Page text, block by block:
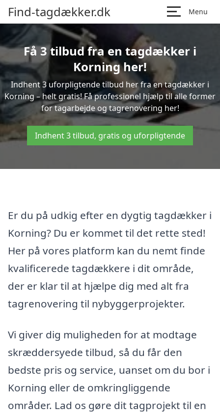
Find-tagdækker.dk Menu
Få 3 tilbud fra en tagdækker i
Korning her!
Indhent 3 uforpligtende tilbud her fra en tagdækker i
Korning – helt gratis! Få professionel hjælp til alle former
for tagarbejde og tagrenovering her!
Indhent 3 tilbud, gratis og uforpligtende
Er du på udkig efter en dygtig tagdækker i
Korning? Du er kommet til det rette sted!
Her på vores platform kan du nemt finde
kvalificerede tagdækkere i dit område,
der er klar til at hjælpe dig med alt fra
tagrenovering til nybyggerprojekter.
Vi giver dig muligheden for at modtage
skræddersyede tilbud, så du får den
bedste pris og service, uanset om du bor i
Korning eller de omkringliggende
områder. Lad os gøre dit tagprojekt til en